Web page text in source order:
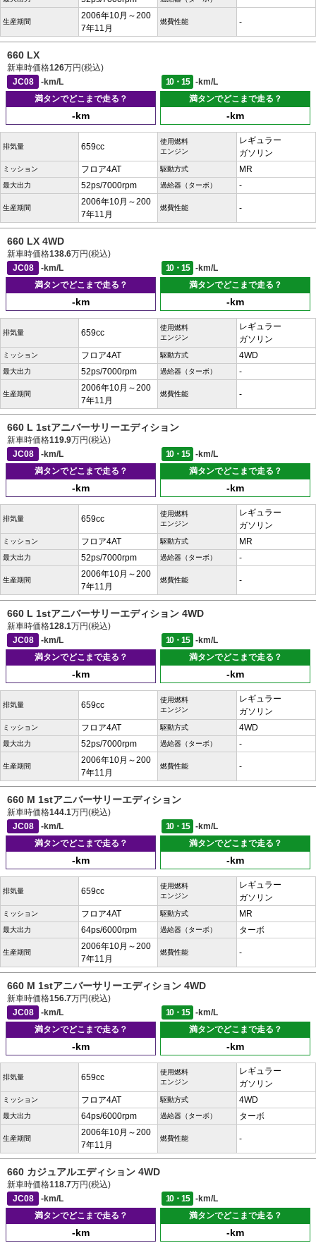
生産期間
2006年10月～200
7年11月
燃費性能 -
660 LX
新車時価格126万円(税込)
JC08
-km/L 10・15
-km/L
満タンでどこまで走る？
-km
満タンでどこまで走る？
-km
排気量 659cc
使用燃料
エンジン
レギュラー
ガソリン
ミッション フロア4AT 駆動方式 MR
最大出力 52ps/7000rpm 過給器（ターボ） -
生産期間
2006年10月～200
7年11月
燃費性能 -
660 LX 4WD
新車時価格138.6万円(税込)
JC08
-km/L 10・15
-km/L
満タンでどこまで走る？
-km
満タンでどこまで走る？
-km
排気量 659cc
使用燃料
エンジン
レギュラー
ガソリン
ミッション フロア4AT 駆動方式 4WD
最大出力 52ps/7000rpm 過給器（ターボ） -
生産期間
2006年10月～200
7年11月
燃費性能 -
660 L 1stアニバーサリーエディション
新車時価格119.9万円(税込)
JC08
-km/L 10・15
-km/L
満タンでどこまで走る？
-km
満タンでどこまで走る？
-km
排気量 659cc
使用燃料
エンジン
レギュラー
ガソリン
ミッション フロア4AT 駆動方式 MR
最大出力 52ps/7000rpm 過給器（ターボ） -
生産期間
2006年10月～200
7年11月
燃費性能 -
660 L 1stアニバーサリーエディション 4WD
新車時価格128.1万円(税込)
JC08
-km/L 10・15
-km/L
満タンでどこまで走る？
-km
満タンでどこまで走る？
-km
排気量 659cc
使用燃料
エンジン
レギュラー
ガソリン
ミッション フロア4AT 駆動方式 4WD
最大出力 52ps/7000rpm 過給器（ターボ） -
生産期間
2006年10月～200
7年11月
燃費性能 -
660 M 1stアニバーサリーエディション
新車時価格144.1万円(税込)
JC08
-km/L 10・15
-km/L
満タンでどこまで走る？
-km
満タンでどこまで走る？
-km
排気量 659cc
使用燃料
エンジン
レギュラー
ガソリン
ミッション フロア4AT 駆動方式 MR
最大出力 64ps/6000rpm 過給器（ターボ） ターボ
生産期間
2006年10月～200
7年11月
燃費性能 -
660 M 1stアニバーサリーエディション 4WD
新車時価格156.7万円(税込)
JC08
-km/L 10・15
-km/L
満タンでどこまで走る？
-km
満タンでどこまで走る？
-km
排気量 659cc
使用燃料
エンジン
レギュラー
ガソリン
ミッション フロア4AT 駆動方式 4WD
最大出力 64ps/6000rpm 過給器（ターボ） ターボ
生産期間
2006年10月～200
7年11月
燃費性能 -
660 カジュアルエディション 4WD
新車時価格118.7万円(税込)
JC08
-km/L 10・15
-km/L
満タンでどこまで走る？
-km
満タンでどこまで走る？
-km